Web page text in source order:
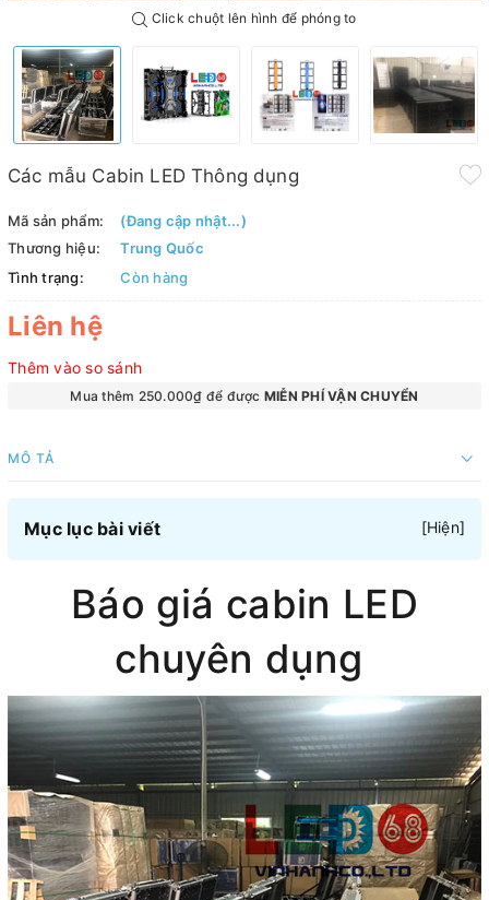
Click chuột lên hình để phóng to
Các mẫu Cabin LED Thông dụng
Mã sản phẩm:
(Đang cập nhật...)
Thương hiệu:
Trung Quốc
Tình trạng:
Còn hàng
Liên hệ
Thêm vào so sánh
Mua thêm 250.000₫ để được MIỄN PHÍ VẬN CHUYỂN
MÔ TẢ
Mục lục bài viết [Hiện]
Báo giá cabin LED
chuyên dụng